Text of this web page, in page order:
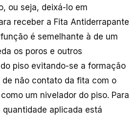
ou seja, deixá-lo em
receber a Fita Antiderrapante
é semelhante à de um
os poros e outros
piso evitando-se a formação
de não contato da fita com o
um nivelador do piso. Para
quantidade aplicada está